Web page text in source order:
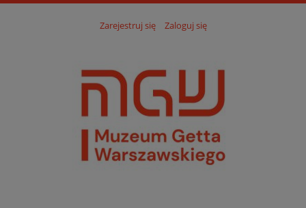
Zarejestruj się Zaloguj się